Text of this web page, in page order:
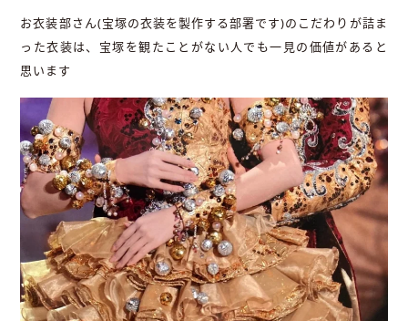
お衣装部さん(宝塚の衣装を製作する部署です)のこだわりが詰ま
った衣装は、宝塚を観たことがない人でも一見の価値があると
思います